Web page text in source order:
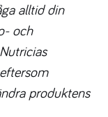
alltid din
och
produktens